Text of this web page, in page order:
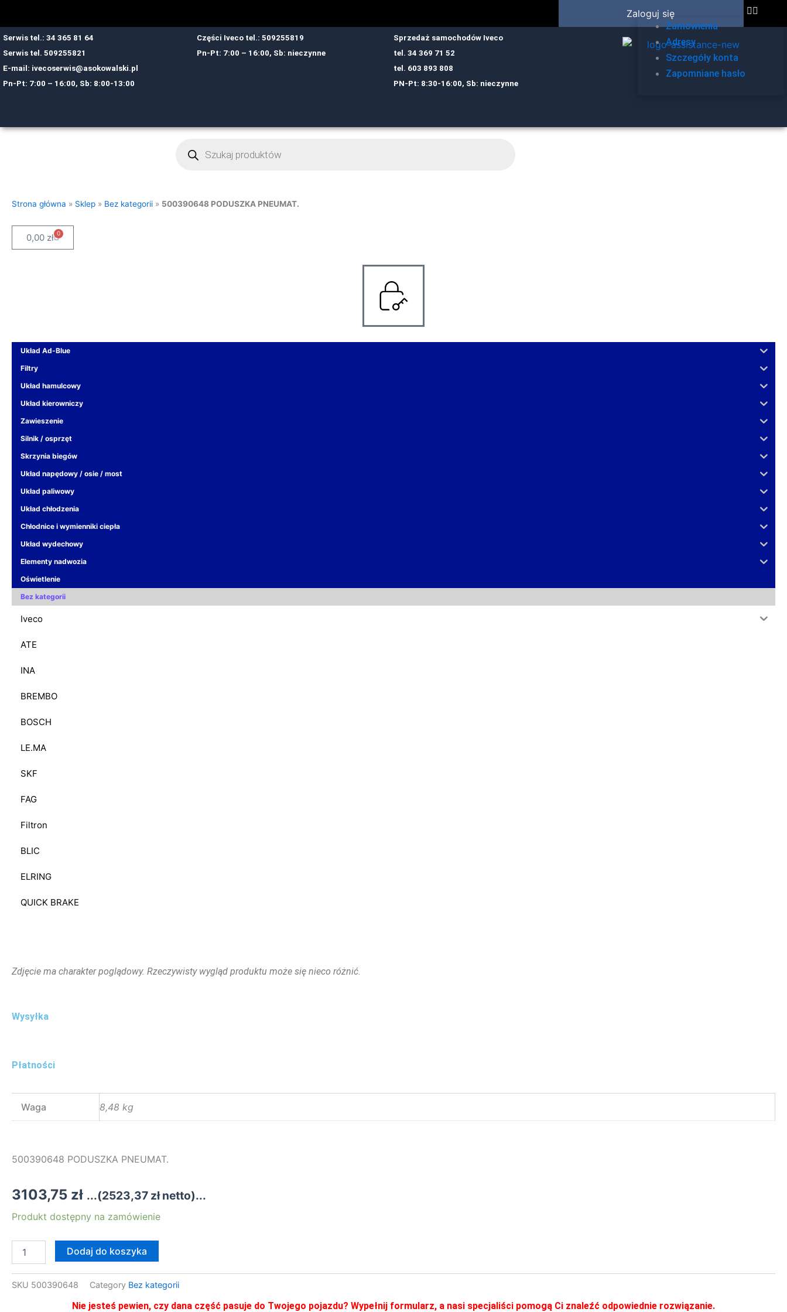
treści
Zaloguj się
Zamówienia
Adresy
Szczegóły konta
Zapomniane hasło
Serwis tel.: 34 365 81 64
Serwis tel. 509255821
E-mail: ivecoserwis@asokowalski.pl
Pn-Pt: 7:00 – 16:00, Sb: 8:00-13:00
Części Iveco tel.: 509255819
Pn-Pt: 7:00 – 16:00, Sb: nieczynne
Sprzedaż samochodów Iveco
tel. 34 369 71 52
tel. 603 893 808
PN-Pt: 8:30-16:00, Sb: nieczynne
produktów
Strona główna » Sklep » Bez kategorii » 500390648 PODUSZKA PNEUMAT.
0,00 zł 0
Cart
Układ Ad-Blue
Filtry
Układ hamulcowy
Układ kierowniczy
Zawieszenie
Silnik / osprzęt
Skrzynia biegów
Układ napędowy / osie / most
Układ paliwowy
Układ chłodzenia
Chłodnice i wymienniki ciepła
Układ wydechowy
Elementy nadwozia
Oświetlenie
Bez kategorii
Iveco
ATE
INA
BREMBO
BOSCH
LE.MA
SKF
FAG
Filtron
BLIC
ELRING
QUICK BRAKE
Zdjęcie ma charakter poglądowy. Rzeczywisty wygląd produktu może się nieco różnić.
Wysyłka
Płatności
Waga 8,48 kg
500390648 PODUSZKA PNEUMAT.
3103,75 zł ...(2523,37 złnetto)...
Produkt dostępny na zamówienie
ilość
PNEUMAT.
Dodaj do koszyka
SKU 500390648 Category Bez kategorii
Nie jesteś pewien, czy dana część pasuje do Twojego pojazdu? Wypełnij formularz, a nasi specjaliści pomogą Ci znaleźć odpowiednie rozwiązanie.